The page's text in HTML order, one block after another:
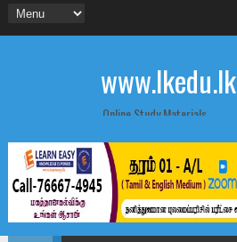
www.lkedu.lk
Online Study Materials